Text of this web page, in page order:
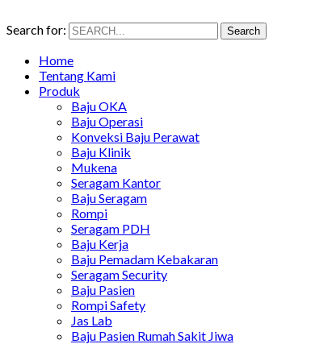
Search for: Search
Home
Tentang Kami
Produk
Baju OKA
Baju Operasi
Konveksi Baju Perawat
Baju Klinik
Mukena
Seragam Kantor
Baju Seragam
Rompi
Seragam PDH
Baju Kerja
Baju Pemadam Kebakaran
Seragam Security
Baju Pasien
Rompi Safety
Jas Lab
Baju Pasien Rumah Sakit Jiwa